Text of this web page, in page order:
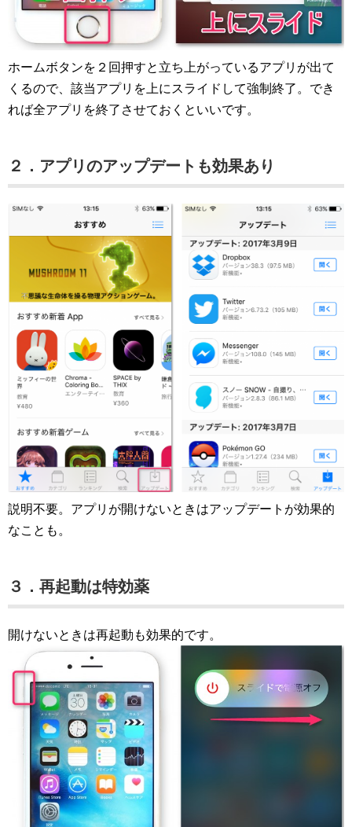
ホームボタンを２回押すと立ち上がっているアプリが出て
くるので、該当アプリを上にスライドして強制終了。でき
れば全アプリを終了させておくといいです。
２．アプリのアップデートも効果あり
説明不要。アプリが開けないときはアップデートが効果的
なことも。
３．再起動は特効薬
開けないときは再起動も効果的です。